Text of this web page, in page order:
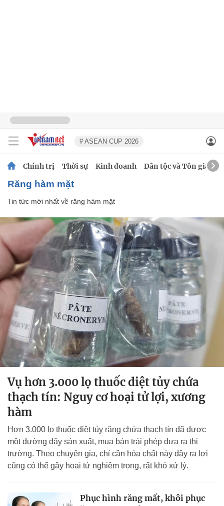
# ASEAN CUP 2026
Chính trị Thời sự Kinh doanh Dân tộc và Tôn giáo
răng hàm mặt
Tin tức mới nhất về răng hàm mặt
Vụ hơn 3.000 lọ thuốc diệt tủy chứa
thạch tín: Nguy cơ hoại tử lợi, xương
hàm
Hơn 3.000 lọ thuốc diệt tủy răng chứa thạch tín đã được
một đường dây sản xuất, mua bán trái phép đưa ra thị
trường. Theo chuyên gia, chỉ cần hóa chất này dây ra lợi
cũng có thể gây hoại tử nghiêm trọng, rất khó xử lý.
Phục hình răng mất, khôi phục